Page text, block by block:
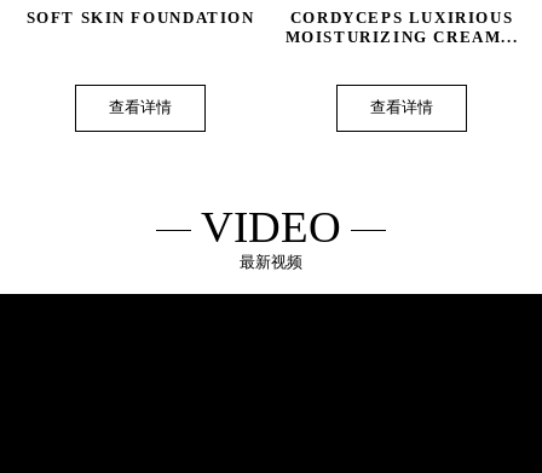
SOFT SKIN FOUNDATION
查看详情
CORDYCEPS LUXIRIOUS
MOISTURIZING CREAM...
查看详情
VIDEO
最新视频